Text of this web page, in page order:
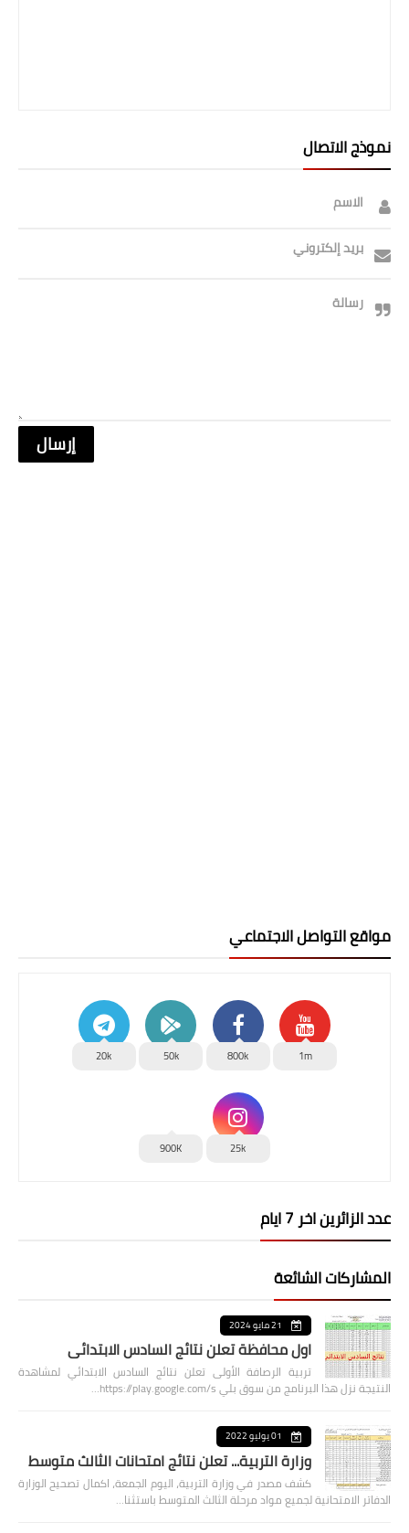
نموذج الاتصال
الاسم
بريد إلكتروني
رسالة
مواقع التواصل الاجتماعي
1m
800k
50k
20k
25k
900K
عدد الزائرين اخر 7 ايام
المشاركات الشائعة
21 مايو 2024
اول محافظة تعلن نتائج السادس الابتدائي
تربية الرصافة الأولى تعلن نتائج السادس الابتدائي لمشاهدة
النتيجة نزل هذا البرنامج من سوق بلي https://play.google.com/s…
01 يوليو 2022
وزارة التربية... تعلن نتائج امتحانات الثالث متوسط
كشف مصدر في وزارة التربية، اليوم الجمعة، اكمال تصحيح الوزارة
الدفاتر الامتحانية لجميع مواد مرحلة الثالث المتوسط باستثنا…